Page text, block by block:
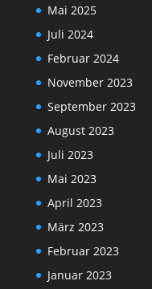
Mai 2025
Juli 2024
Februar 2024
November 2023
September 2023
August 2023
Juli 2023
Mai 2023
April 2023
März 2023
Februar 2023
Januar 2023